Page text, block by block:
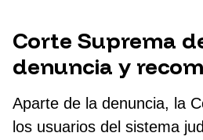
Corte Suprema
denuncia y
Aparte de la denuncia, la
los usuarios del sistema